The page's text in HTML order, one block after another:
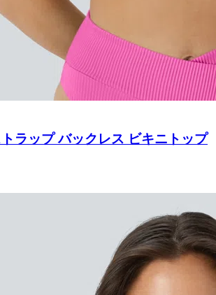
ラップ バックレス ビキニトップ